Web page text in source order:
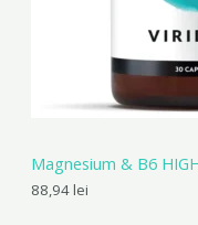
Magnesium & B6
88,94lei